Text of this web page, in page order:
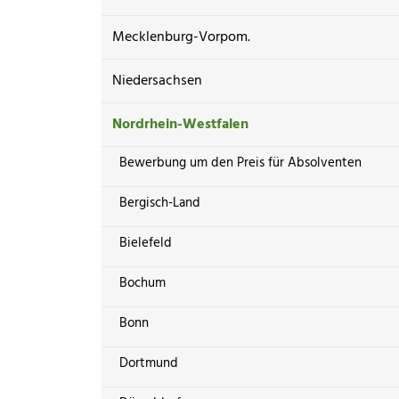
Mecklenburg-Vorpom.
Niedersachsen
Nordrhein-Westfalen
Bewerbung um den Preis für Absolventen
Bergisch-Land
Bielefeld
Bochum
Bonn
Dortmund